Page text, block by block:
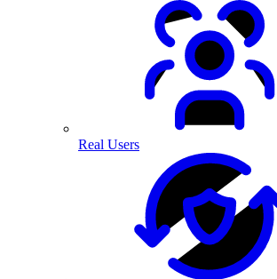
Real Users